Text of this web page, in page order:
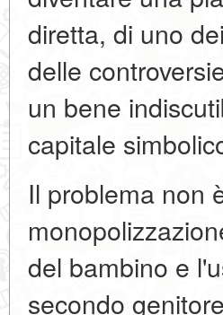
diretta, di uno
delle
un bene
capitale
Il problema non
del bambino e
secondo